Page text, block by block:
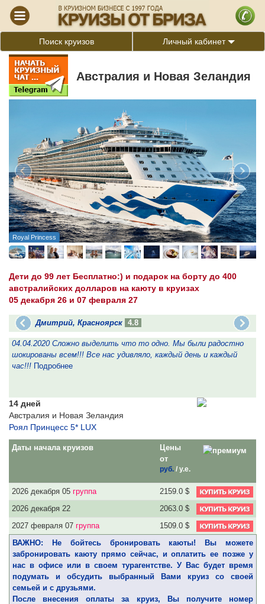
Поиск круизов Личный кабинет
Австралия и Новая Зеландия
Royal Princess
Дети до 99 лет Бесплатно:) и подарок на борту до 400
австралийских долларов на каюту в круизах
05 декабря 26 и 07 февраля 27
Дмитрий, Красноярск 4.8
04.04.2020 Сложно выделить что то одно. Мы были радостно
шокированы всем!!! Все нас удивляло, каждый день и каждый
час!!! Подробнее
14 дней
Австралия и Новая Зеландия
Роял Принцесс 5* LUX
Даты начала круизов
Цены
от
руб. / у.е.
2026 декабря 05 группа
2159.0 $
2026 декабря 22
2063.0 $
2027 февраля 07 группа
1509.0 $
ВАЖНО: Не бойтесь бронировать каюты! Вы можете
забронировать каюту прямо сейчас, и оплатить ее позже у
нас в офисе или в своем турагентстве. У Вас будет время
подумать и обсудить выбранный Вами круиз со своей
семьей и с друзьями.
После внесения оплаты за круиз, Вы получите номер